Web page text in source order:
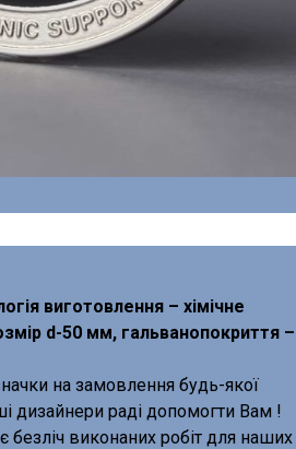
виготовлення – хімічне
d-50 мм, гальванопокриття –
на замовлення будь-якої
дизайнери раді допомогти Вам !
безліч виконаних робіт для наших